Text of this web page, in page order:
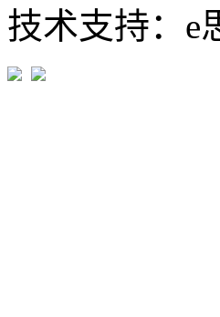
技术支持：e